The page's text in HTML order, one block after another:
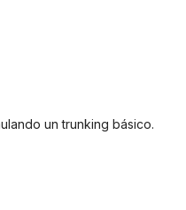
un trunking básico.